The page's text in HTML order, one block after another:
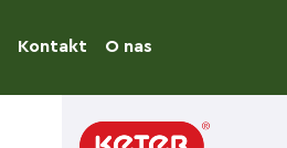
Kontakt O nas